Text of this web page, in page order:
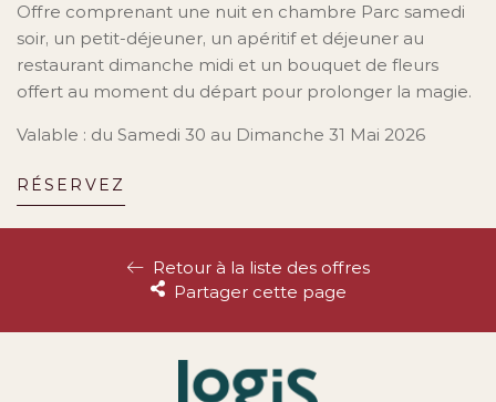
Offre comprenant une nuit en chambre Parc samedi
soir, un petit-déjeuner, un apéritif et déjeuner au
restaurant dimanche midi et un bouquet de fleurs
offert au moment du départ pour prolonger la magie.
Valable : du Samedi 30 au Dimanche 31 Mai 2026
RÉSERVEZ
Retour à la liste des offres
Partager cette page